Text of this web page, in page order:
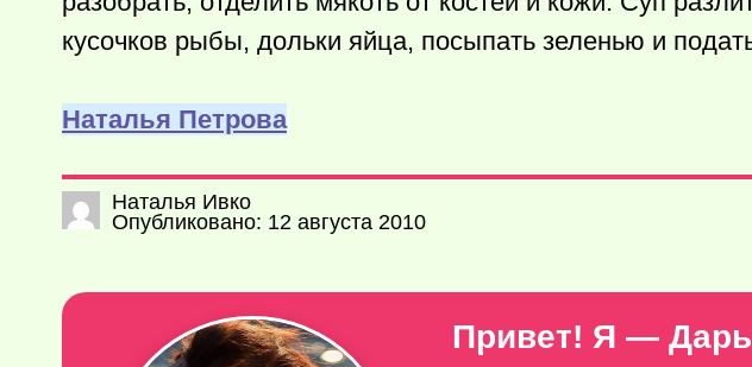
кусочков рыбы, дольки яйца, посыпать зеленью и
Наталья Петрова
Наталья Ивко
Опубликовано: 12 августа 2010
Привет! Я —